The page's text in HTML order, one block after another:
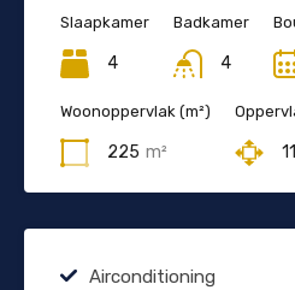
Slaapkamer
4
Badkamer
4
Woonoppervlak (m²)
225 m²
Airconditioning